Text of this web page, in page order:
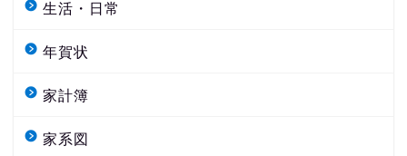
生活・日常
年賀状
家計簿
家系図